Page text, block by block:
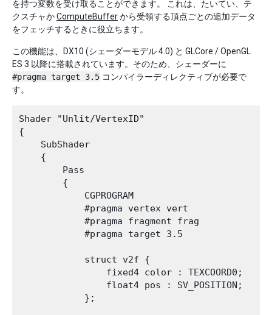
を持つ変数を受け取ることができます。 これは、たいてい、テ
クスチャかComputeBufferから受領する頂点ごとの追加データ
をフェッチするときに役立ちます。
この機能は、DX10 (シェーダーモデル 4.0) と GLCore / OpenGL
ES 3 以降に搭載されています。そのため、シェーダーに
#pragma target 3.5 コンパイラーディレクティブが必要で
す。
Shader "Unlit/VertexID"
{
    SubShader
    {
        Pass
        {
            CGPROGRAM
            #pragma vertex vert
            #pragma fragment frag
            #pragma target 3.5
            struct v2f {
                fixed4 color : TEXCOORD0;
                float4 pos : SV_POSITION;
            };